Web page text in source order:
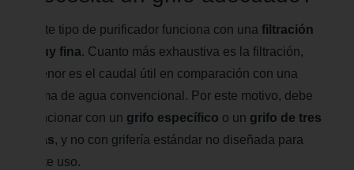
Este tipo de purificador funciona con unafiltración
muy fina. Cuanto más exhaustiva es la filtración,
menor es el caudal útil en comparación con una
toma de agua convencional. Por este motivo, debe
funcionar con un grifo específico o un grifo de tres
vías, y no con grifería estándar no diseñada para
este uso.